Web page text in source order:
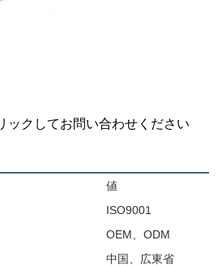
ックしてお問い合わせください
値
ISO9001
OEM、ODM
中国、広東省